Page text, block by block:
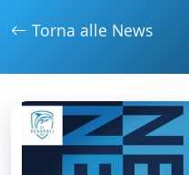
Torna alle News